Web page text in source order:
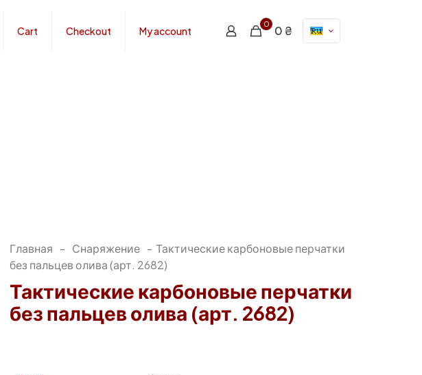
Cart Checkout My account
0 0 ₴
Главная - Снаряжение - Тактические карбоновые перчатки
без пальцев олива (арт. 2682)
Тактические карбоновые перчатки
без пальцев олива (арт. 2682)